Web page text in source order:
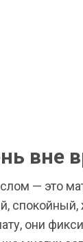
вне
— это
они